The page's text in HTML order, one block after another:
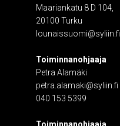
Maariankatu 8 D 104,
20100 Turku
lounaissuomi@syliin.fi
Toiminnanohjaaja
Petra Alamäki
petra.alamaki@syliin.fi
040 153 5399